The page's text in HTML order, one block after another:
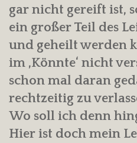
gar nicht gereift ist,
ein großer Teil des
und geheilt werden
im ‚Könnte‘ nicht
schon mal daran
rechtzeitig zu
Wo soll ich denn
Hier ist doch mein